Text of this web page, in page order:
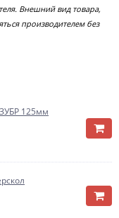
Внешний вид товара,
производителем без
125мм